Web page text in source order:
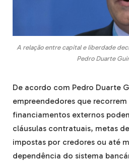
A relação entre capital e liberdade
Pedro Duarte
De acordo com Pedro Duarte
empreendedores que
financiamentos externos
cláusulas contratuais, metas
impostas por credores ou até
dependência do sistema